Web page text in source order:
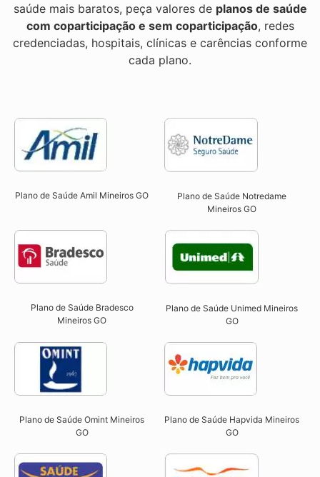
saúde mais baratos, peça valores de planos de saúde
com coparticipação e sem coparticipação, redes
credenciadas, hospitais, clínicas e carências conforme
cada plano.
Plano de Saúde Amil Mineiros GO
Plano de Saúde Notredame
Mineiros GO​
Plano de Saúde Bradesco
Mineiros GO
Plano de Saúde Unimed Mineiros
GO
Plano de Saúde Omint Mineiros
GO​
Plano de Saúde Hapvida Mineiros
GO​